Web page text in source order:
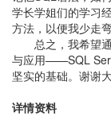
学长学姐们的学习
方法，以便我少走弯
总之，我希望
与应用——SQL
坚实的基础。谢谢
详情资料